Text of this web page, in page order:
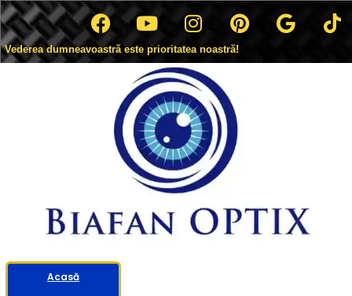
Vederea dumneavoastră este prioritatea noastră!
Acasă